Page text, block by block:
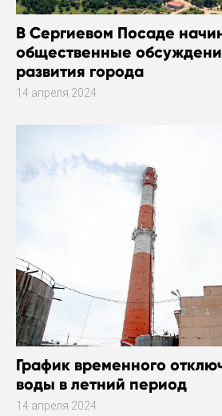
В Сергиевом Посаде
общественные
развития города
14 апреля 2024
График временного
воды в летний период
14 апреля 2024